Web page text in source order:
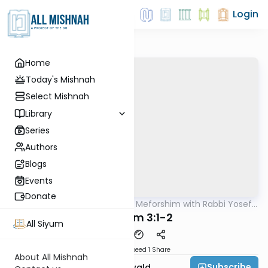
Home
Today's Mishnah
Select Mishnah
Library
Series
Authors
Blogs
Events
Donate
All Siyum
About All Mishnah
Login
Mishna Mishnah & Meforshim with Rabbi Yosef
Nedarim 3:1-2
Speed 1 Share